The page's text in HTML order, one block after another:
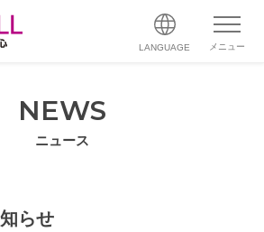
LANGUAGE メニュー
NEWS
ニュース
らせ